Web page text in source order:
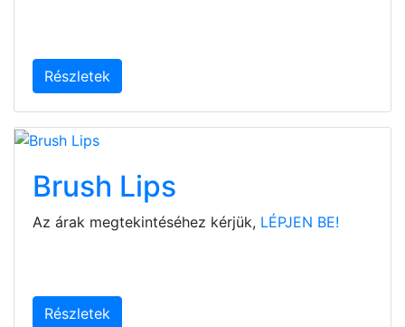
Részletek
Brush Lips
Az árak megtekintéséhez kérjük, LÉPJEN BE!
Részletek